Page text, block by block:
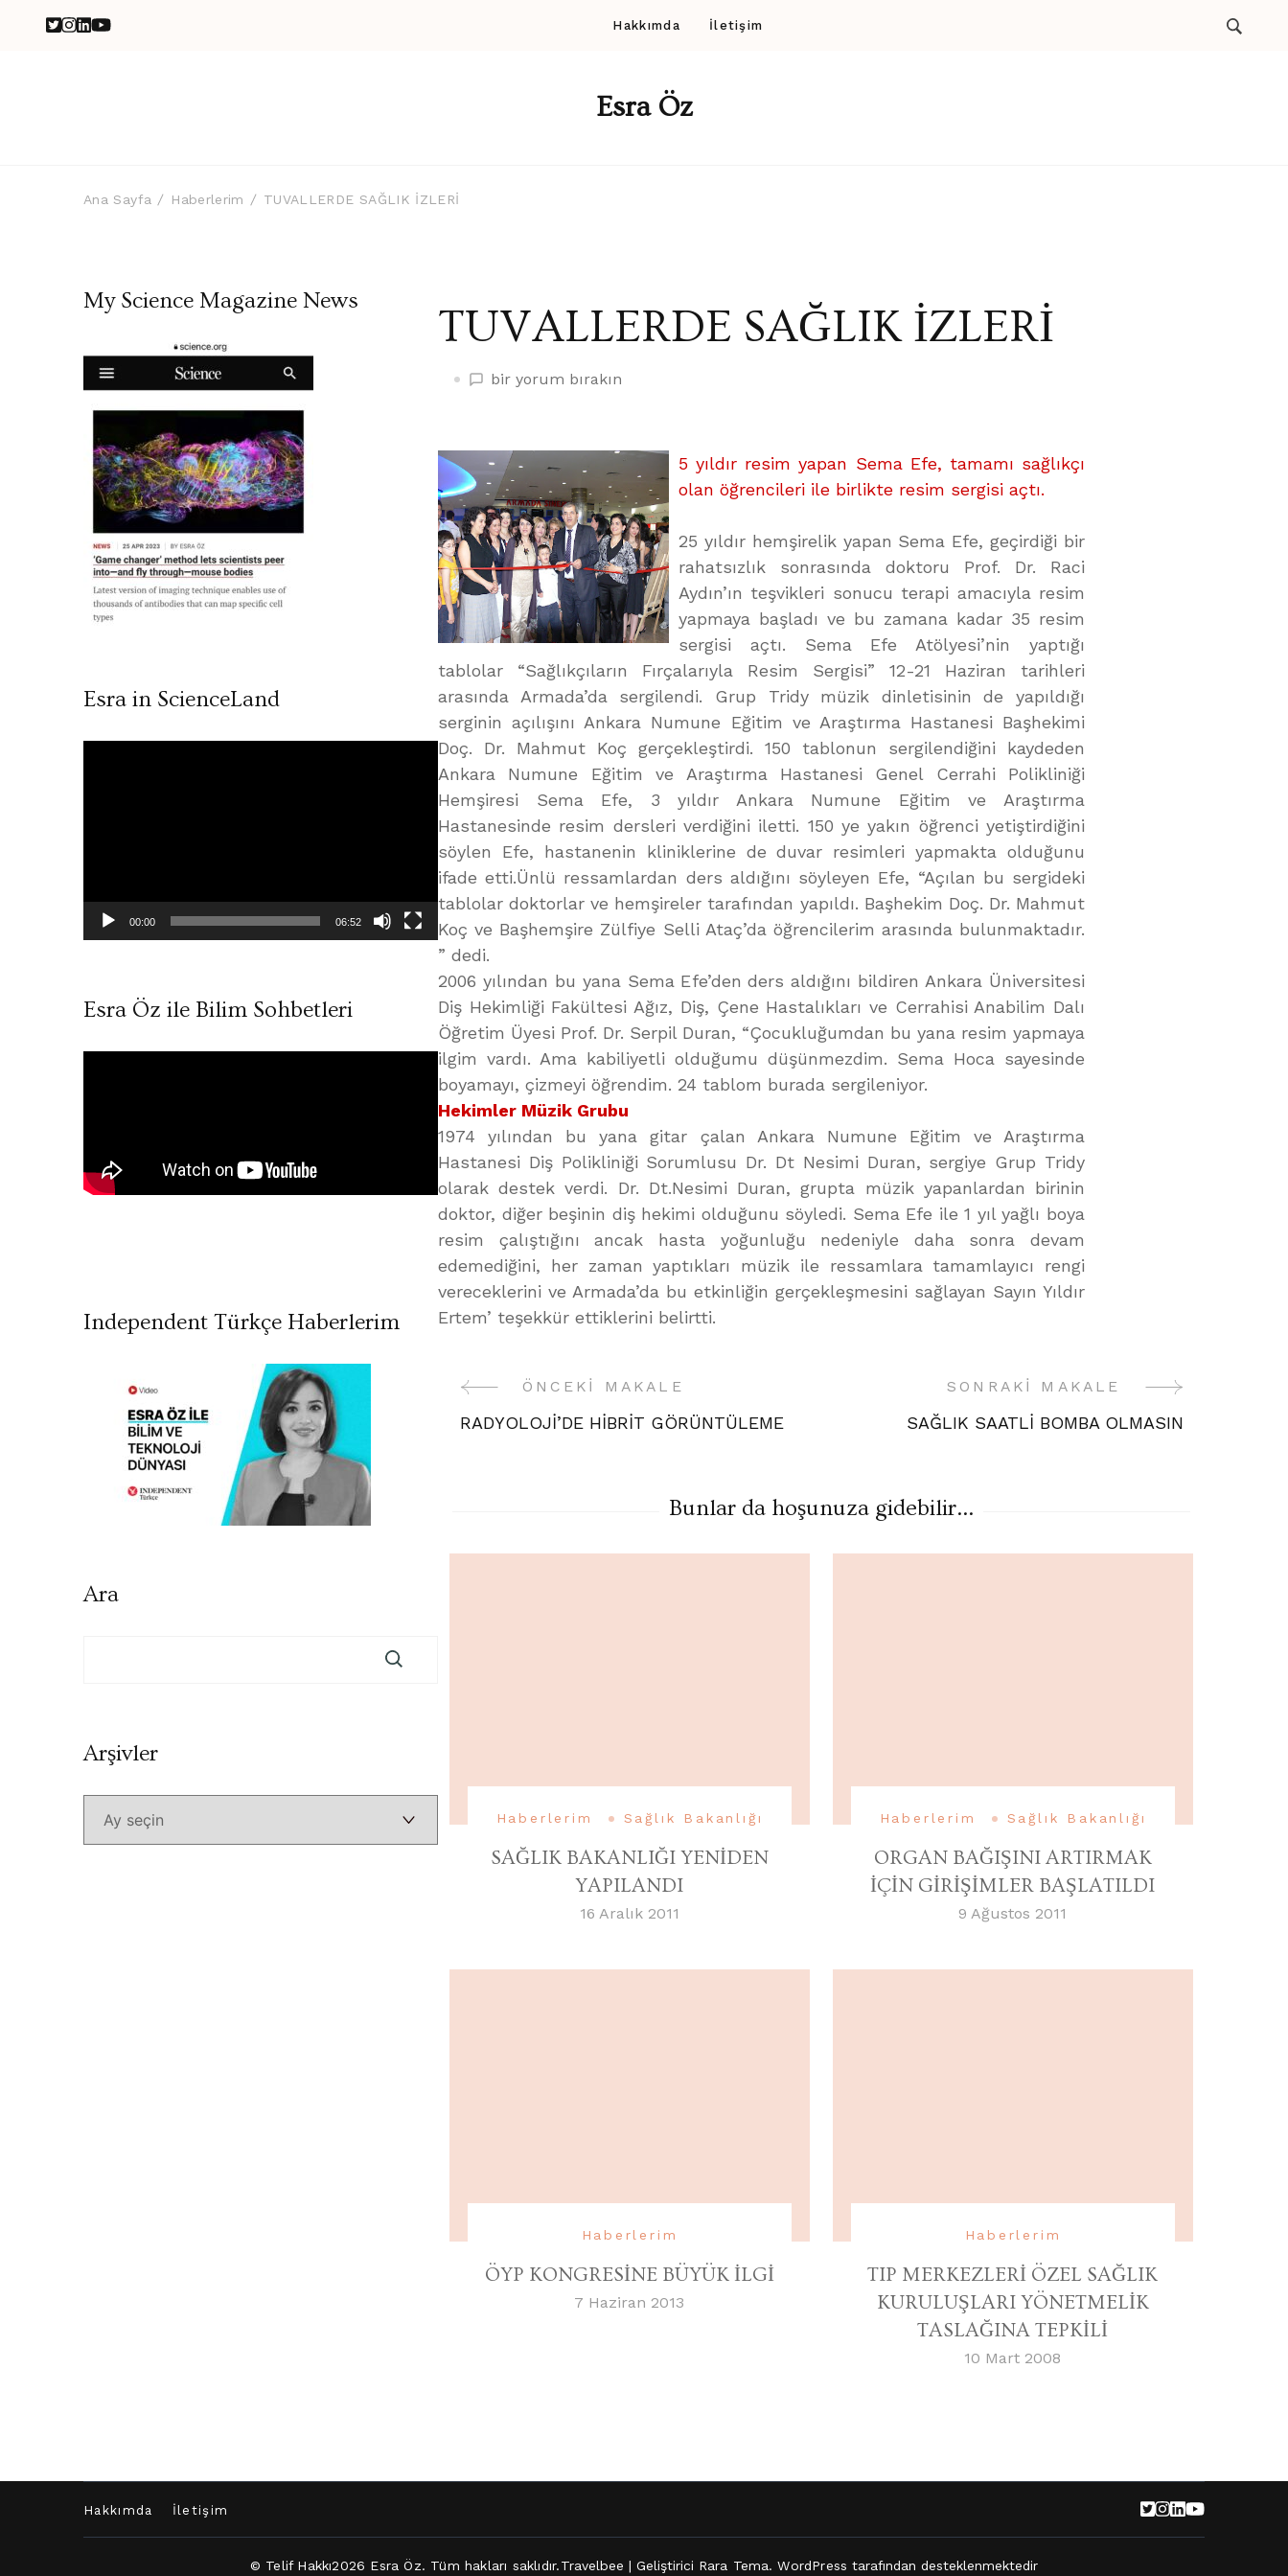
Hakkımda İletişim
Esra Öz
Ana Sayfa Haberlerim TUVALLERDE SAĞLIK İZLERİ
TUVALLERDE SAĞLIK İZLERİ
TUVALLERDE
üzerine
bir yorum bırakın
5 yıldır resim yapan Sema Efe, tamamı sağlıkçı
olan öğrencileri ile birlikte resim sergisi açtı.
25 yıldır hemşirelik yapan Sema Efe, geçirdiği bir
rahatsızlık sonrasında doktoru Prof. Dr. Raci
Aydın’ın teşvikleri sonucu terapi amacıyla resim
yapmaya başladı ve bu zamana kadar 35 resim
sergisi açtı. Sema Efe Atölyesi’nin yaptığı
tablolar “Sağlıkçıların Fırçalarıyla Resim Sergisi” 12-21 Haziran tarihleri
arasında Armada’da sergilendi. Grup Tridy müzik dinletisinin de yapıldığı
serginin açılışını Ankara Numune Eğitim ve Araştırma Hastanesi Başhekimi
Doç. Dr. Mahmut Koç gerçekleştirdi. 150 tablonun sergilendiğini kaydeden
Ankara Numune Eğitim ve Araştırma Hastanesi Genel Cerrahi Polikliniği
Hemşiresi Sema Efe, 3 yıldır Ankara Numune Eğitim ve Araştırma
Hastanesinde resim dersleri verdiğini iletti. 150 ye yakın öğrenci yetiştirdiğini
söylen Efe, hastanenin kliniklerine de duvar resimleri yapmakta olduğunu
ifade etti.Ünlü ressamlardan ders aldığını söyleyen Efe, “Açılan bu sergideki
tablolar doktorlar ve hemşireler tarafından yapıldı. Başhekim Doç. Dr. Mahmut
Koç ve Başhemşire Zülfiye Selli Ataç’da öğrencilerim arasında bulunmaktadır.
” dedi.
2006 yılından bu yana Sema Efe’den ders aldığını bildiren Ankara Üniversitesi
Diş Hekimliği Fakültesi Ağız, Diş, Çene Hastalıkları ve Cerrahisi Anabilim Dalı
Öğretim Üyesi Prof. Dr. Serpil Duran, “Çocukluğumdan bu yana resim yapmaya
ilgim vardı. Ama kabiliyetli olduğumu düşünmezdim. Sema Hoca sayesinde
boyamayı, çizmeyi öğrendim. 24 tablom burada sergileniyor.
Hekimler Müzik Grubu
1974 yılından bu yana gitar çalan Ankara Numune Eğitim ve Araştırma
Hastanesi Diş Polikliniği Sorumlusu Dr. Dt Nesimi Duran, sergiye Grup Tridy
olarak destek verdi. Dr. Dt.Nesimi Duran, grupta müzik yapanlardan birinin
doktor, diğer beşinin diş hekimi olduğunu söyledi. Sema Efe ile 1 yıl yağlı boya
resim çalıştığını ancak hasta yoğunluğu nedeniyle daha sonra devam
edemediğini, her zaman yaptıkları müzik ile ressamlara tamamlayıcı rengi
vereceklerini ve Armada’da bu etkinliğin gerçekleşmesini sağlayan Sayın Yıldır
Ertem’ teşekkür ettiklerini belirtti.
YazıÖNCEKI MAKALE
RADYOLOJİ’DE HİBRİT GÖRÜNTÜLEME
SONRAKI MAKALE
SAĞLIK SAATLİ BOMBA OLMASIN
Bunlar da hoşunuza gidebilir...
Haberlerim Sağlık Bakanlığı
SAĞLIK BAKANLIĞI YENİDEN
YAPILANDI
16 Aralık 2011
Haberlerim Sağlık Bakanlığı
ORGAN BAĞIŞINI ARTIRMAK
İÇİN GİRİŞİMLER BAŞLATILDI
9 Ağustos 2011
Haberlerim
ÖYP KONGRESİNE BÜYÜK İLGİ
7 Haziran 2013
Haberlerim
TIP MERKEZLERİ ÖZEL SAĞLIK
KURULUŞLARI YÖNETMELİK
TASLAĞINA TEPKİLİ
10 Mart 2008
My Science Magazine News
Esra in ScienceLand
00:00 06:52
Esra Öz ile Bilim Sohbetleri
Independent Türkçe Haberlerim
Ara
ArşivlerArşivler
Hakkımda İletişim
© Telif Hakkı2026 Esra Öz. Tüm hakları saklıdır.Travelbee | Geliştirici Rara Tema.WordPress tarafından desteklenmektedir